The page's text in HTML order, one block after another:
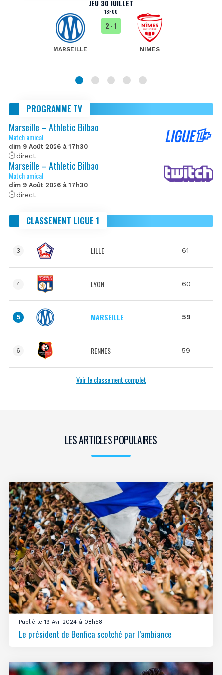
JEU 30 JUILLET
18H00
MARSEILLE
2 - 1
NIMES
PROGRAMME TV
Marseille – Athletic Bilbao
Match amical
dim 9 Août 2026 à 17h30
direct
Marseille – Athletic Bilbao
Match amical
dim 9 Août 2026 à 17h30
direct
CLASSEMENT LIGUE 1
3 LILLE 61
4 LYON 60
5 MARSEILLE 59
6 RENNES 59
Voir le classement complet
LES ARTICLES POPULAIRES
Publié le 19 Avr 2024 à 08h58
Le président de Benfica scotché par l’ambiance